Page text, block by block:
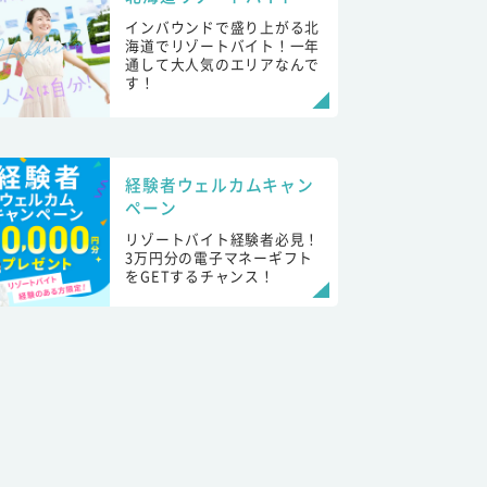
インバウンドで盛り上がる北
海道でリゾートバイト！一年
通して大人気のエリアなんで
す！
経験者ウェルカムキャン
ペーン
リゾートバイト経験者必見！
3万円分の電子マネーギフト
をGETするチャンス！